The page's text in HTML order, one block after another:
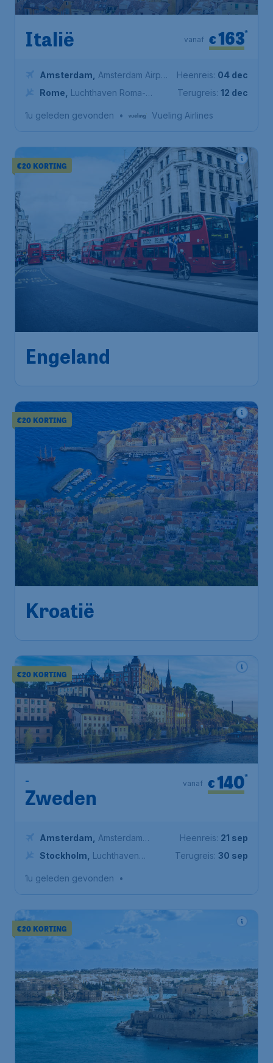
Italië €163*
vanaf
Amsterdam
Amsterdam Airport
Schiphol
Rome
Luchthaven Roma-
Heenreis: 04 dec
Terugreis: 12 dec
1u geleden gevonden • Vueling Airlines
€20 KORTING
€77
vanaf
,
Luchthaven Londen
Luton
1u geleden gevonden
€20 KORTING
Kroatië €106*
vanaf
Amsterdam
Amsterdam Airport
Luchthaven Split
Heenreis:
30 sep
€20 KORTING
-
Zweden
€140*
vanaf
Amsterdam
Amsterdam
Airport Schiphol
Stockholm
Luchthaven
Heenreis: 21 sep
Terugreis: 30 sep
1u geleden gevonden •
€20 KORTING
Malta €95*